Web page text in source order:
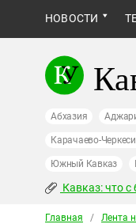
НОВОСТИ
Абхазия
Карачаево-
Южный Кавказ
Кавказ: что с
Главная / Лента